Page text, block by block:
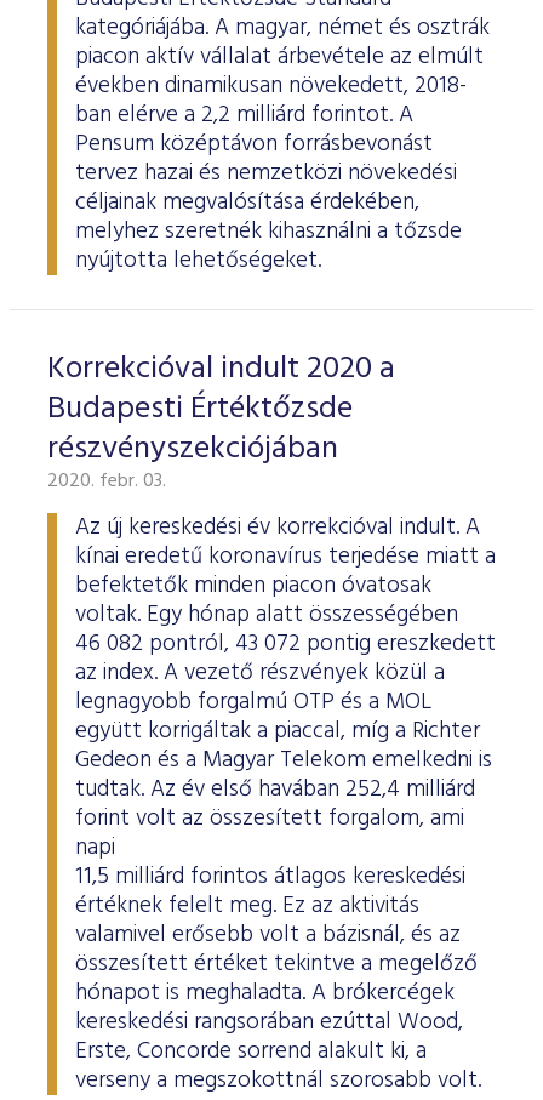
kategóriájába. A magyar, német és osztrák
piacon aktív vállalat árbevétele az elmúlt
években dinamikusan növekedett, 2018-
ban elérve a 2,2 milliárd forintot. A
Pensum középtávon forrásbevonást
tervez hazai és nemzetközi növekedési
céljainak megvalósítása érdekében,
melyhez szeretnék kihasználni a tőzsde
nyújtotta lehetőségeket.
Korrekcióval indult 2020 a
Budapesti Értéktőzsde
részvényszekciójában
2020. febr. 03.
Az új kereskedési év korrekcióval indult. A
kínai eredetű koronavírus terjedése miatt a
befektetők minden piacon óvatosak
voltak. Egy hónap alatt összességében
46 082 pontról, 43 072 pontig ereszkedett
az index. A vezető részvények közül a
legnagyobb forgalmú OTP és a MOL
együtt korrigáltak a piaccal, míg a Richter
Gedeon és a Magyar Telekom emelkedni is
tudtak. Az év első havában 252,4 milliárd
forint volt az összesített forgalom, ami
napi
11,5 milliárd forintos átlagos kereskedési
értéknek felelt meg. Ez az aktivitás
valamivel erősebb volt a bázisnál, és az
összesített értéket tekintve a megelőző
hónapot is meghaladta. A brókercégek
kereskedési rangsorában ezúttal Wood,
Erste, Concorde sorrend alakult ki, a
verseny a megszokottnál szorosabb volt.